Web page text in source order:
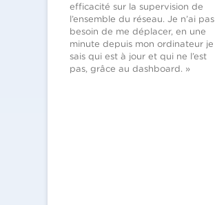
efficacité sur la supervision de
l’ensemble du réseau. Je n’ai pas
besoin de me déplacer, en une
minute depuis mon ordinateur je
sais qui est à jour et qui ne l’est
pas, grâce au dashboard. »